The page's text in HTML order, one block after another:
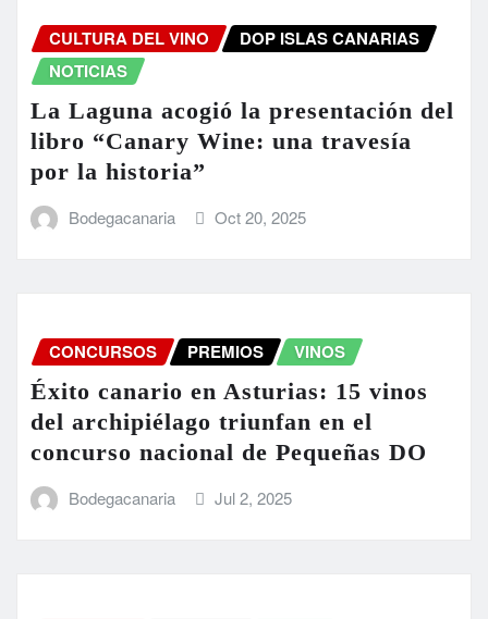
CULTURA DEL VINO
DOP ISLAS CANARIAS
NOTICIAS
La Laguna acogió la presentación del
libro “Canary Wine: una travesía
por la historia”
Bodegacanaria Oct 20, 2025
CONCURSOS PREMIOS VINOS
Éxito canario en Asturias: 15 vinos
del archipiélago triunfan en el
concurso nacional de Pequeñas DO
Bodegacanaria Jul 2, 2025